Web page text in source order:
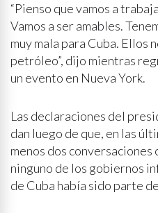
“Pienso que vamos a
Vamos a ser amables.
muy mala para Cuba. Ellos
petróleo”, dijo mientras
un evento en Nueva York.
Las declaraciones del
dan luego de que, en las
menos dos conversaciones
ninguno de los gobiernos
de Cuba había sido parte